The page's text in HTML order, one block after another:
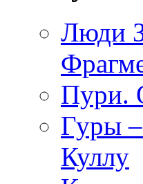
Люди
Пури.
Гуры
Куллу